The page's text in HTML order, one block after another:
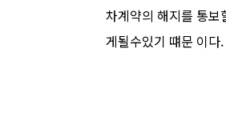
차계약의 해지를 통
게될수있기 떄문 이다.